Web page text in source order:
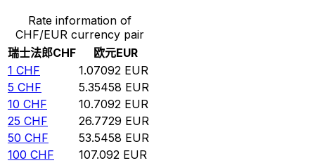
Rate information of
CHF/EUR currency pair
瑞士法郎CHF 欧元EUR
1 CHF 1.07092 EUR
5 CHF 5.35458 EUR
10 CHF 10.7092 EUR
25 CHF 26.7729 EUR
50 CHF 53.5458 EUR
100 CHF 107.092 EUR